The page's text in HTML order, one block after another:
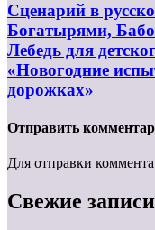
Сценарий в
Богатырями,
Лебедь для
«Новогодние
дорожках»
Отправить
Для отправки
Свежие записи